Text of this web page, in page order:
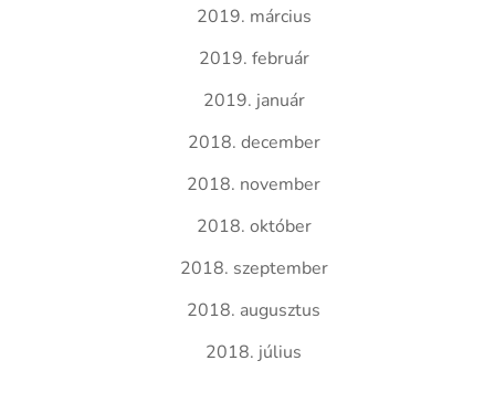
2019. március
2019. február
2019. január
2018. december
2018. november
2018. október
2018. szeptember
2018. augusztus
2018. július